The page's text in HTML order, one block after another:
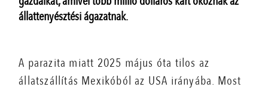
állattenyésztési ágazatnak.
A parazita miatt 2025 május óta tilos az
állatszállítás Mexikóból az USA irányába. Most